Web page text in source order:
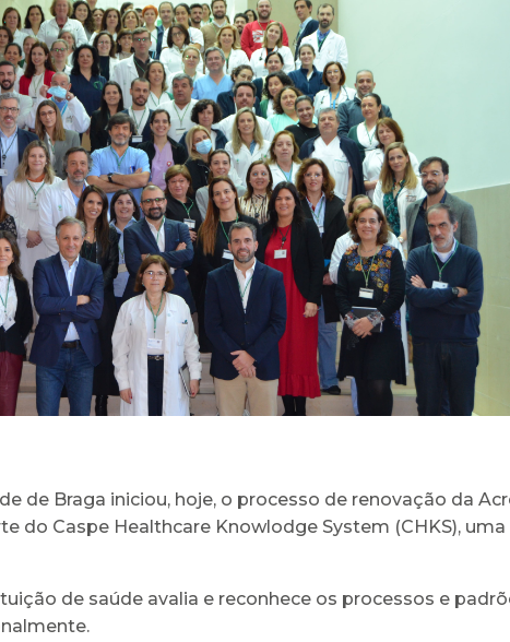
de Braga iniciou, hoje, o processo de renovação da
do Caspe Healthcare Knowlodge System (CHKS),
de saúde avalia e reconhece os processos e